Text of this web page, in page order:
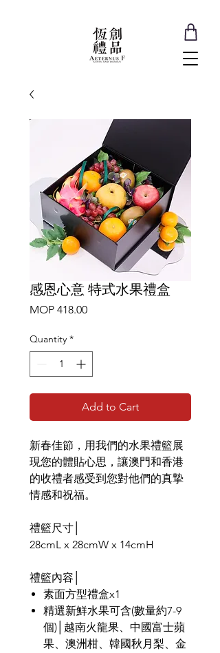
感恩心意 特式水果禮盒
MOP 418.00Price
Quantity *
Add to Cart
新春佳節，用我們的水果禮籃展
現您的體貼心思，讓澳門和香港
的收禮者感受到您對他們的真摯
情感和祝福。
禮籃尺寸│
28cmL x 28cmW x 14cmH
禮籃內容│
素面方型禮盒x1
精選新鮮水果可含(數量約7-9
個)│越南火龍果、中國富士蘋
果、澳洲柑、韓國秋月梨、金